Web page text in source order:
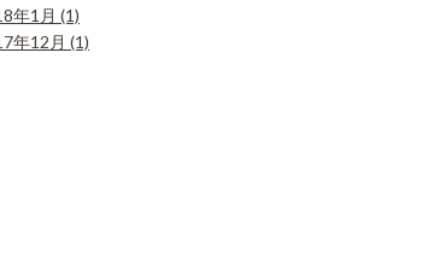
年1月 (1)
年12月 (1)